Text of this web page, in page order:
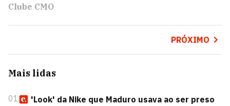
Clube CMO
PRÓXIMO
Mais lidas
01
'Look' da Nike que Maduro usava ao ser preso